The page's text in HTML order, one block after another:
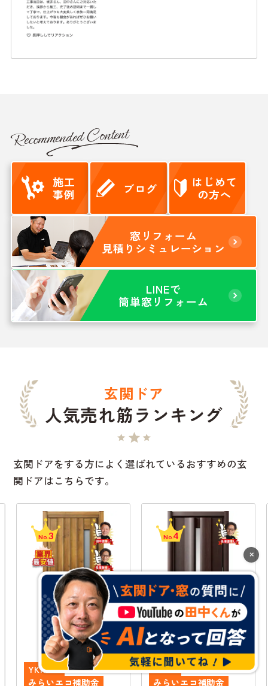
Recommended Content
施工
事例
ブログ
はじめて
の方へ
窓リフォーム
見積りシミュレーション
LINEで
簡単窓リフォーム
玄関ドア
人気売れ筋ランキング
玄関ドアをする方によく選ばれているおすすめの玄
関ドアはこちらです。
No. 3
断熱
通風
YKK AP
みらいエコ補助金
No. 4
断熱
LIXIL
みらいエコ補助金
×